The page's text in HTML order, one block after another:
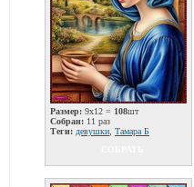
Размер: 9x12 = 108шт
Собран: 11 раз
Теги: девушки Тамара Б